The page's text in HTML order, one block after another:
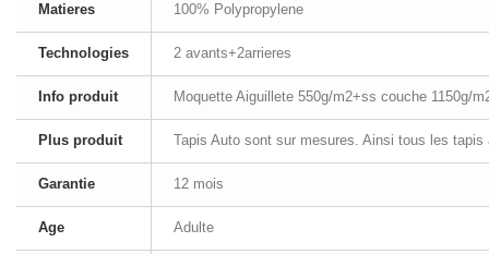
Matieres 100% Polypropylene
Technologies 2 avants+2arrieres
Info produit Moquette Aiguillete 550g/m2+ss couche 1150g/
Plus produit Tapis Auto sont sur mesures. Ainsi tous les
Garantie 12 mois
Age Adulte